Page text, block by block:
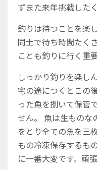
ずまた来年挑戦した
釣りは待つことを楽
同士で待ち時間たく
ことも釣りに行く重
しっかり釣りを楽し
宅の途につくとこの
った魚を捌いて保管
せん。
魚は生ものな
をとり全ての魚を三
もの冷凍保存するも
に一番大変です。頑